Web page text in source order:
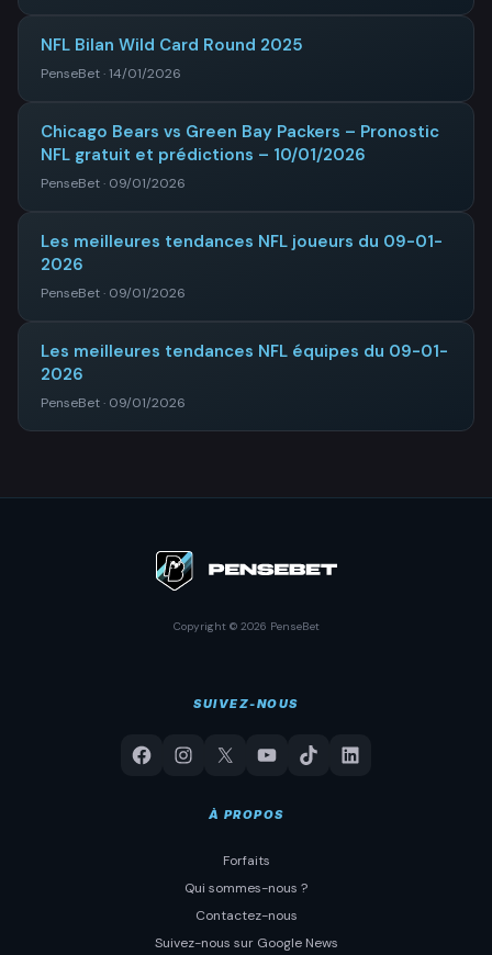
NFL Bilan Wild Card Round 2025
PenseBet · 14/01/2026
Chicago Bears vs Green Bay Packers – Pronostic
NFL gratuit et prédictions – 10/01/2026
PenseBet · 09/01/2026
Les meilleures tendances NFL joueurs du 09-01-
2026
PenseBet · 09/01/2026
Les meilleures tendances NFL équipes du 09-01-
2026
PenseBet · 09/01/2026
Copyright © 2026 PenseBet
SUIVEZ-NOUS
À PROPOS
Forfaits
Qui sommes-nous ?
Contactez-nous
Suivez-nous sur Google News